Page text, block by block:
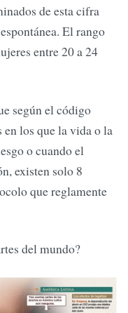
de esta cifra
El rango
entre 20 a 24
según el código
los que la vida o la
o cuando el
existen solo 8
que reglamente
del mundo?